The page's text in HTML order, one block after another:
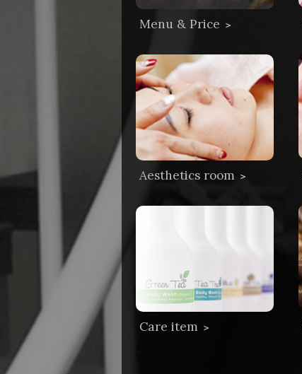
Menu & Price ＞
Aesthetics room ＞
Care item ＞